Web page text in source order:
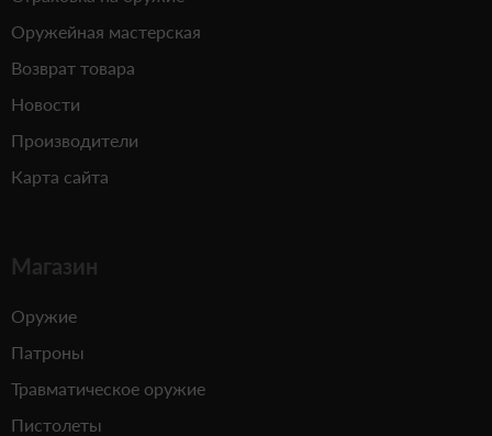
Оружейная мастерская
Возврат товара
Новости
Производители
Карта сайта
Магазин
Оружие
Патроны
Травматическое оружие
Пистолеты